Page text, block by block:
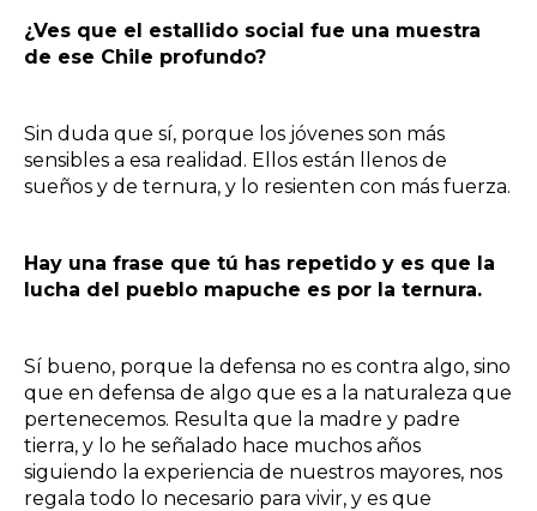
¿Ves que el estallido social fue una muestra
de ese Chile profundo?
Sin duda que sí, porque los jóvenes son más
sensibles a esa realidad. Ellos están llenos de
sueños y de ternura, y lo resienten con más fuerza.
Hay una frase que tú has repetido y es que la
lucha del pueblo mapuche es por la ternura.
Sí bueno, porque la defensa no es contra algo, sino
que en defensa de algo que es a la naturaleza que
pertenecemos. Resulta que la madre y padre
tierra, y lo he señalado hace muchos años
siguiendo la experiencia de nuestros mayores, nos
regala todo lo necesario para vivir, y es que